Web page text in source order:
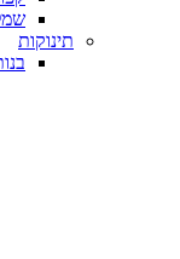
תינוקות